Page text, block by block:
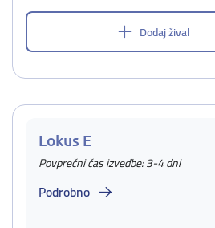
Dodaj žival
Lokus E
Povprečni čas izvedbe: 3-4 dni
Podrobno